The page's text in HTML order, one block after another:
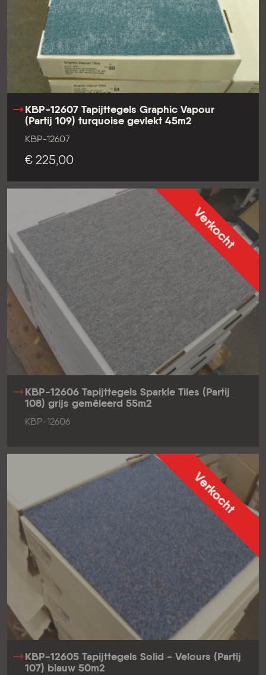
KBP-12607 Tapijttegels Graphic Vapour
(Partij 109) turquoise gevlekt 45m2
KBP-12607
€ 225,00
Verkocht
KBP-12606 Tapijttegels Sparkle Tiles (Partij
108) grijs gemêleerd 55m2
KBP-12606
Verkocht
KBP-12605 Tapijttegels Solid - Velours (Partij
107) blauw 50m2